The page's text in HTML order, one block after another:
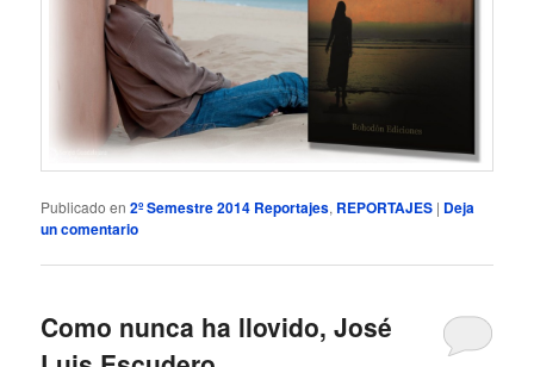
Publicado en 2º Semestre 2014 Reportajes, REPORTAJES | Deja
un comentario
Como nunca ha llovido, José